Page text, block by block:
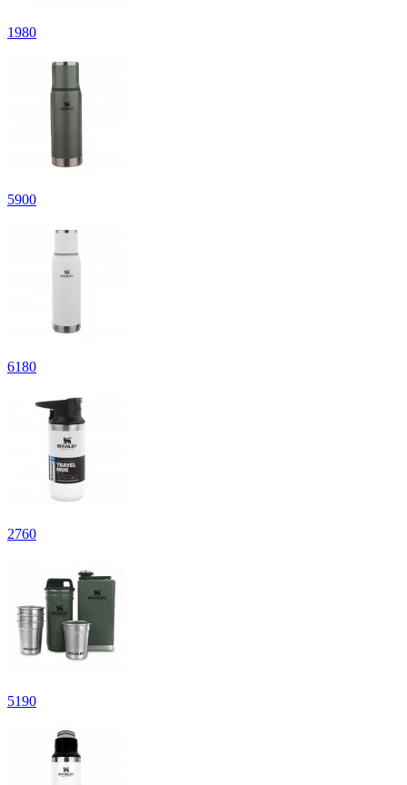
1980
5900
6180
2760
5190